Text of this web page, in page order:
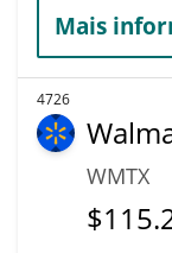
Mais
4726
WMTX
$